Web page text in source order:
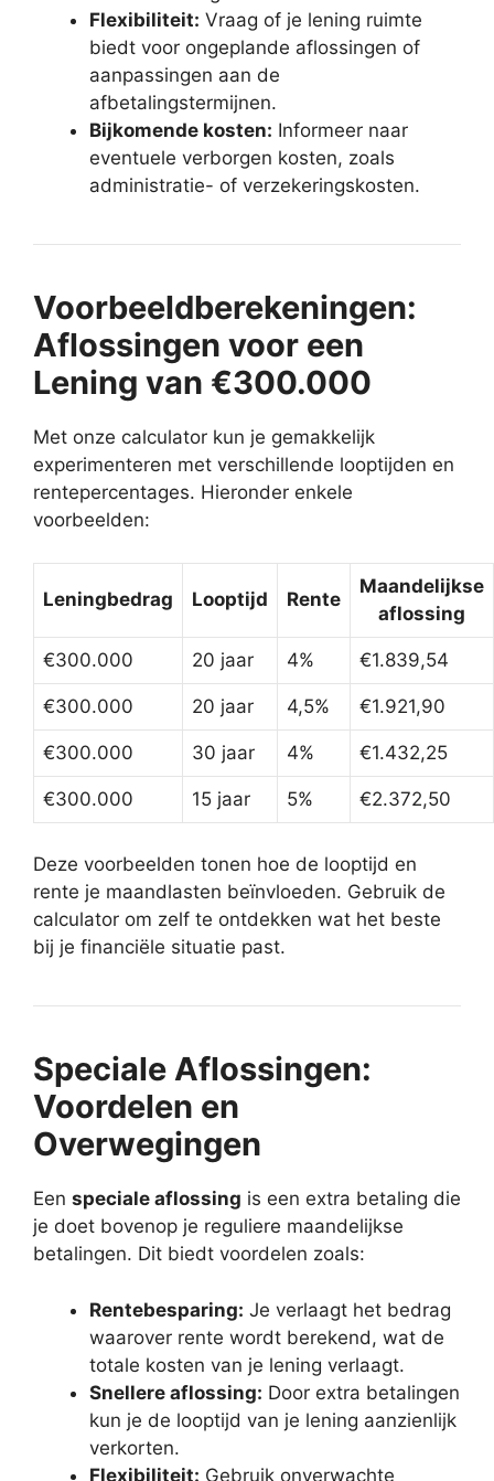
Flexibiliteit: Vraag of je lening ruimte
biedt voor ongeplande aflossingen of
aanpassingen aan de
afbetalingstermijnen.
Bijkomende kosten: Informeer naar
eventuele verborgen kosten, zoals
administratie- of verzekeringskosten.
Voorbeeldberekeningen:
Aflossingen voor een
Lening van €300.000
Met onze calculator kun je gemakkelijk
experimenteren met verschillende looptijden en
rentepercentages. Hieronder enkele
voorbeelden:
Leningbedrag Looptijd Rente
Maandelijkse
aflossing
€300.000 20 jaar 4% €1.839,54
€300.000 20 jaar 4,5% €1.921,90
€300.000 30 jaar 4% €1.432,25
€300.000 15 jaar 5% €2.372,50
Deze voorbeelden tonen hoe de looptijd en
rente je maandlasten beïnvloeden. Gebruik de
calculator om zelf te ontdekken wat het beste
bij je financiële situatie past.
Speciale Aflossingen:
Voordelen en
Overwegingen
Een speciale aflossing is een extra betaling die
je doet bovenop je reguliere maandelijkse
betalingen. Dit biedt voordelen zoals:
Rentebesparing: Je verlaagt het bedrag
waarover rente wordt berekend, wat de
totale kosten van je lening verlaagt.
Snellere aflossing: Door extra betalingen
kun je de looptijd van je lening aanzienlijk
verkorten.
Flexibiliteit: Gebruik onverwachte